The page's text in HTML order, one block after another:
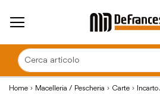
Home Macelleria / Pescheria Carte